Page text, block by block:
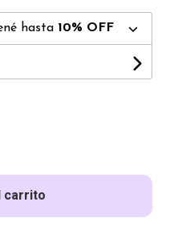
hasta 10% OFF
carrito